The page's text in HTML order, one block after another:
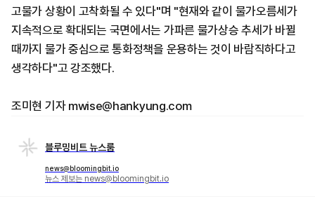
고물가 상황이 고착화될 수 있다"며 "현재와 같이 물가오름세가
지속적으로 확대되는 국면에서는 가파른 물가상승 추세가 바뀔
때까지 물가 중심으로 통화정책을 운용하는 것이 바람직하다고
생각하다"고 강조했다.
조미현 기자 mwise@hankyung.com
블루밍비트 뉴스룸
news@bloomingbit.io
뉴스 제보는 news@bloomingbit.io